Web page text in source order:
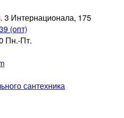
3 Интернационала, 175
(опт)
Пн.-Пт.